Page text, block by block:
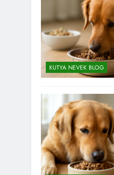
KUTYA NEVEK BLOG